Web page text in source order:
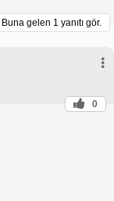
Buna gelen 1 yanıtı gör.
0